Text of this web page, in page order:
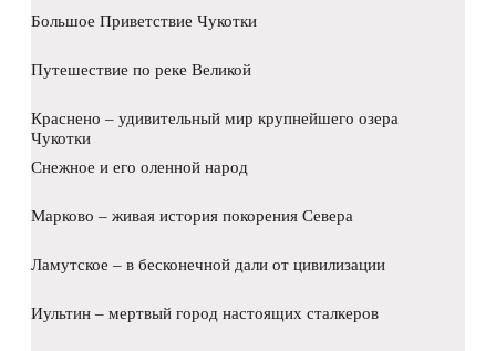
Большое Приветствие Чукотки
Путешествие по реке Великой
Краснено – удивительный мир крупнейшего озера
Чукотки
Снежное и его оленной народ
Марково – живая история покорения Севера
Ламутское – в бесконечной дали от цивилизации
Иультин – мертвый город настоящих сталкеров